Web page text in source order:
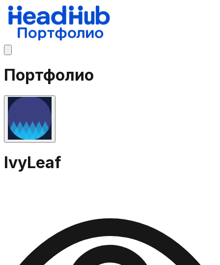
Портфолио
IvyLeaf